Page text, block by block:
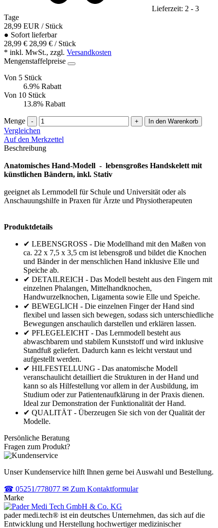
Lieferzeit: 2 - 3
Tage
28,99 EUR / Stück
● Sofort lieferbar
28,99 € 28,99 € / Stück
* inkl. MwSt., zzgl. Versandkosten
Mengenstaffelpreise
Von 5 Stück
6.9% Rabatt
Von 10 Stück
13.8% Rabatt
Menge - + In den Warenkorb
Vergleichen
Auf den Merkzettel
Beschreibung
Anatomisches Hand-Modell - lebensgroßes Handskelett mit
künstlichen Bändern, inkl. Stativ
geeignet als Lernmodell für Schule und Universität oder als
Anschauungshilfe in Praxen für Ärzte und Physiotherapeuten
Produktdetails
✔ LEBENSGROSS - Die Modellhand mit den Maßen von
ca. 22 x 7,5 x 3,5 cm ist lebensgroß und bildet die Knochen
und Bänder in der menschlichen Hand inklusive Elle und
Speiche ab.
✔ DETAILREICH - Das Modell besteht aus den Fingern mit
einzelnen Phalangen, Mittelhandknochen,
Handwurzelknochen, Ligamenta sowie Elle und Speiche.
✔ BEWEGLICH - Die einzelnen Finger der Hand sind
flexibel und lassen sich bewegen, sodass sich unterschiedliche
Bewegungen anschaulich darstellen und erklären lassen.
✔ PFLEGELEICHT - Das Lernmodell besteht aus
abwaschbarem und stabilem Kunststoff und wird inklusive
Standfuß geliefert. Dadurch kann es leicht verstaut und
aufgestellt werden.
✔ HILFESTELLUNG - Das anatomische Modell
veranschaulicht detailliert die Strukturen in der Hand und
kann so als Hilfestellung vor allem in der Ausbildung, im
Studium oder zur Patientenaufklärung in der Praxis dienen.
Ideal zur Demonstration der Funktionalität der Hand.
✔ QUALITÄT - Überzeugen Sie sich von der Qualität der
Modelle.
Persönliche Beratung
Fragen zum Produkt?
Unser Kundenservice hilft Ihnen gerne bei Auswahl und Bestellung.
☎ 05251/778077 ✉ Zum Kontaktformular
Marke
pader medi.tech® ist ein deutsches Unternehmen, das sich auf die
Entwicklung und Herstellung hochwertiger medizinischer